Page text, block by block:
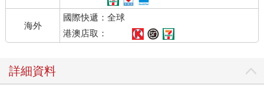
海外
國際快遞：全球
港澳店取：
詳細資料